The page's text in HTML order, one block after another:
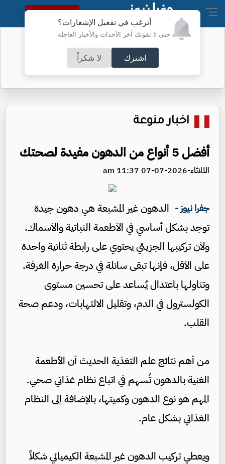
أترغب في تفعيل الإشعارات؟
حتى لا تفوتك آخر الأحداث والأخبار العاجلة
اشترك لا شكراً
النسخة الكاملة
البكالوريوس- تفاصيل
اخبار منوعة
أفضل 5 أنواع من الدهون مفيدة لصحتك
الثلاثاء-2026-07-07 11:37 am
جفرا نيوز - الدهون غير المشبعة هي دهون جيدة
توجد بشكل أساسي في الأطعمة النباتية والأسماك.
ولأن تركيبها الجزيئي يحتوي على رابطة ثنائية واحدة
على الأقل، فإنها تبقى سائلة في درجة حرارة الغرفة.
وتناولها باعتدال يُساعد على تحسين مستوى
الكولسترول في الدم، وتقليل الالتهابات، ودعم صحة
القلب.
من أهم نتائج علم التغذية الحديث أن الأطعمة
الغنية بالدهون تُسهم في اتباع نظام غذائي صحي.
المهم هو نوع الدهون وكميتها، بالإضافة إلى النظام
الغذائي بشكل عام.
ويعطي تركيب الدهون غير المشبعة الكيميائي شكلاً